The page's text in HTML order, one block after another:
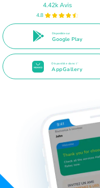
4.42k Avis
4.8
Disponible sur
Google Play
Disponible dans l'
AppGallery